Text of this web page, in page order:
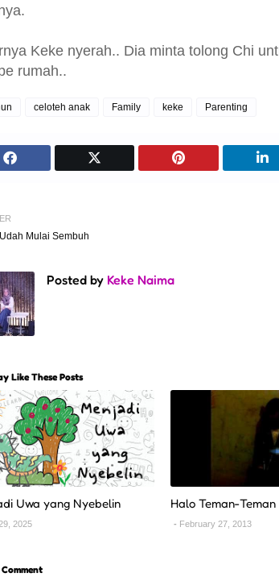
Keke nyerah.. Dia minta tolong Chi
rumah..
celoteh anak Family keke Parenting
Mulai Sembuh
Posted by Keke Naima
Like These Posts
Uwa yang Nyebelin
2025
Halo Teman-Teman
February 27, 2013